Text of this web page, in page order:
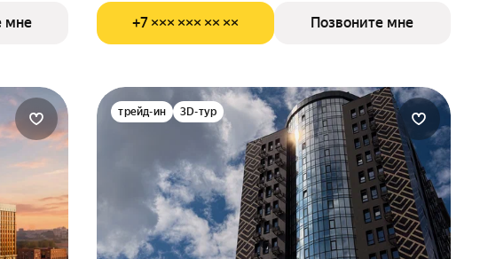
мне +7 ××× ××× ×× ×× Позвоните мне
трейд-ин 3D-тур